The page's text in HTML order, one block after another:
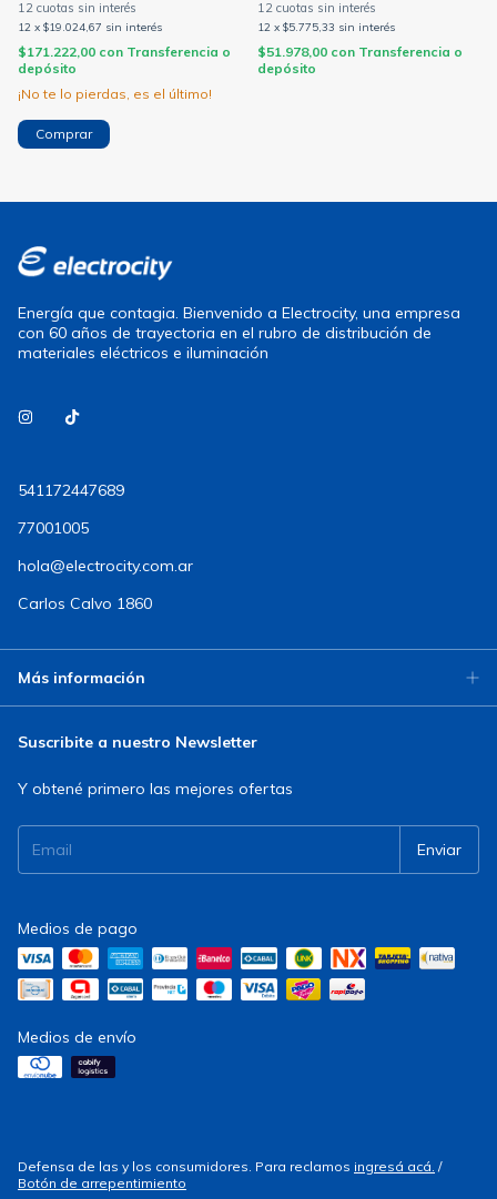
12 x $19.024,67 sin interés
$171.222,00 con Transferencia o
depósito
¡No te lo pierdas, es el último!
12 x $5.775,33 sin interés
$51.978,00 con Transferencia o
depósito
Energía que contagia. Bienvenido a Electrocity, una empresa
con 60 años de trayectoria en el rubro de distribución de
materiales eléctricos e iluminación
541172447689
77001005
hola@electrocity.com.ar
Carlos Calvo 1860
Más información
Suscribite a nuestro Newsletter
Y obtené primero las mejores ofertas
Medios de pago
Medios de envío
Defensa de las y los consumidores. Para reclamos ingresá acá. /
Botón de arrepentimiento